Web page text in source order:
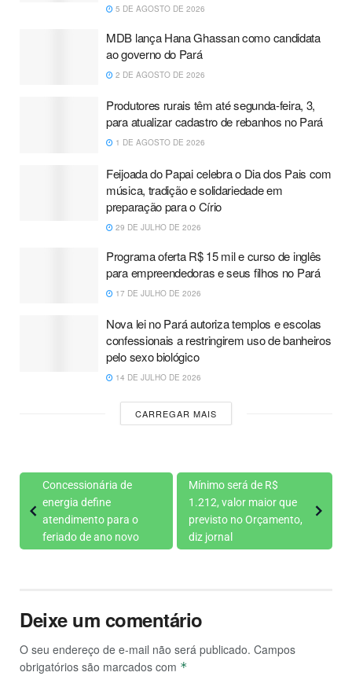
5 DE AGOSTO DE 2026
MDB lança Hana Ghassan como candidata
ao governo do Pará
2 DE AGOSTO DE 2026
Produtores rurais têm até segunda-feira, 3,
para atualizar cadastro de rebanhos no Pará
1 DE AGOSTO DE 2026
Feijoada do Papai celebra o Dia dos Pais com
música, tradição e solidariedade em
preparação para o Círio
29 DE JULHO DE 2026
Programa oferta R$ 15 mil e curso de inglês
para empreendedoras e seus filhos no Pará
17 DE JULHO DE 2026
Nova lei no Pará autoriza templos e escolas
confessionais a restringirem uso de banheiros
pelo sexo biológico
14 DE JULHO DE 2026
CARREGAR MAIS
Concessionária de
energia define
atendimento para o
feriado de ano novo
Mínimo será de R$
1.212, valor maior que
previsto no Orçamento,
diz jornal
Deixe um comentário
O seu endereço de e-mail não será publicado. Campos
obrigatórios são marcados com *